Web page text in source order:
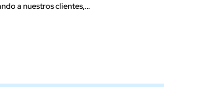
a nuestros clientes,…